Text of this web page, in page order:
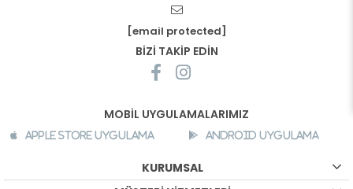
[email protected]
BİZİ TAKİP EDİN
MOBİL UYGULAMALARIMIZ
Apple Store Uygulama Android Uygulama
KURUMSAL